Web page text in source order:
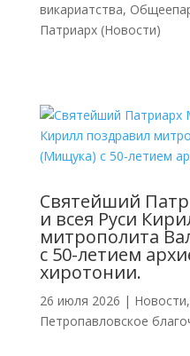
викариатства,
Патриарх (Новости)
Святейший
и всея Руси
митрополита
с 50-летием
хиротонии.
26 июля 2026 | Новости,
Петропавловское